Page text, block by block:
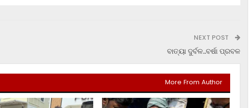
NEXT POST
ବାତ୍ୟା ଦୁର୍ବଳ..ବର୍ଷା ପ୍ରବଳ
More From Author